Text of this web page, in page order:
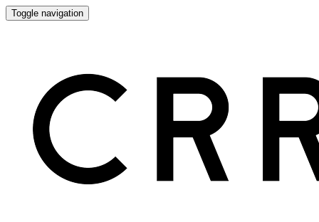
Toggle navigation